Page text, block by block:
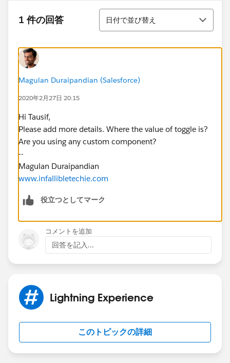
1 件の回答
並び替え
日付で並び替え
Magulan Duraipandian (Salesforce)
2020年2月27日 20:15
Hi Tausif,
Please add more details. Where the value of toggle is?
Are you using any custom component?
--
Magulan Duraipandian
www.infallibletechie.com
役立つとしてマーク
コメントを追加
回答を記入...
Lightning Experience
このトピックの詳細